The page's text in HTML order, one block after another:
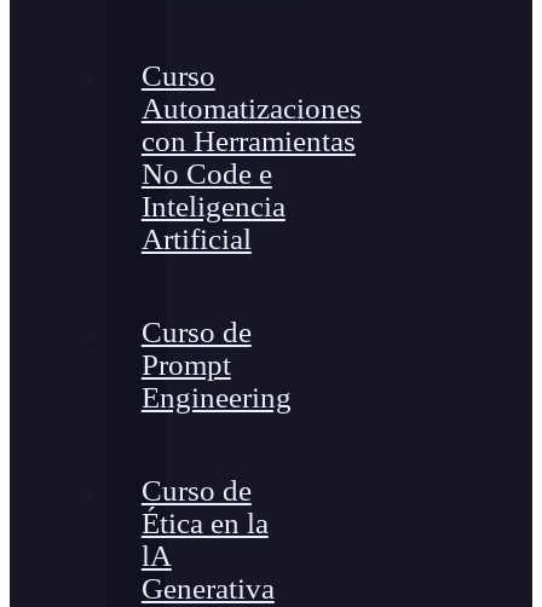
Curso
Automatizaciones
con Herramientas
No Code e
Inteligencia
Artificial
Curso de
Prompt
Engineering
Curso de
Ética en la
lA
Generativa